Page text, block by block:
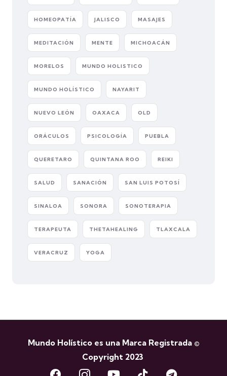
HOMEOPATÍA JALISCO MASAJES
MEDITACIÓN MENTE MICHOACÁN
MORELOS MUNDO HOLISTICO
MUNDO HOLÍSTICO NAYARIT
NUEVO LEÓN OAXACA OLD
ORÁCULOS PSICOLOGÍA PUEBLA
QUERETARO QUINTANA ROO REIKI
SALUD SANACIÓN SAN LUIS POTOSÍ
SINALOA SONORA SONOTERAPIA
TERAPEUTA THETAHEALING TLAXCALA
VERACRUZ YOGA
Mundo Holístico es una Marca Registrada ©
Copyright 2023